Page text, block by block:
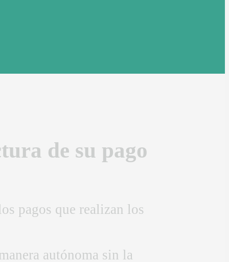
de su pago
pagos que realizan los
autónoma sin la